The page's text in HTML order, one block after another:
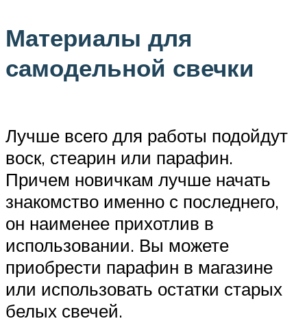
Материалы для
самодельной свечки
Лучше всего для работы подойдут
воск, стеарин или парафин.
Причем новичкам лучше начать
знакомство именно с последнего,
он наименее прихотлив в
использовании. Вы можете
приобрести парафин в магазине
или использовать остатки старых
белых свечей.